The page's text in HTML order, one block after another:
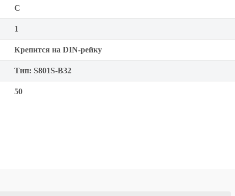
C
1
Крепится на DIN-рейку
Тип: S801S-B32
50